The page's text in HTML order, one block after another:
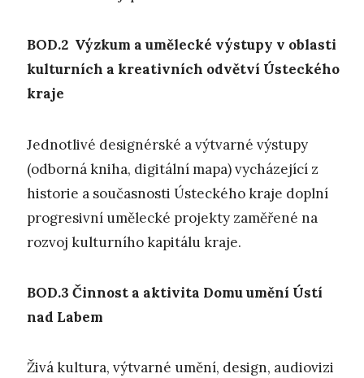
BOD.2 Výzkum a umělecké výstupy v oblasti
kulturních a kreativních odvětví Ústeckého
kraje
Jednotlivé designérské a výtvarné výstupy
(odborná kniha, digitální mapa) vycházející z
historie a současnosti Ústeckého kraje doplní
progresivní umělecké projekty zaměřené na
rozvoj kulturního kapitálu kraje.
BOD.3 Činnost a aktivita Domu umění Ústí
nad Labem
Živá kultura, výtvarné umění, design, audiovizi